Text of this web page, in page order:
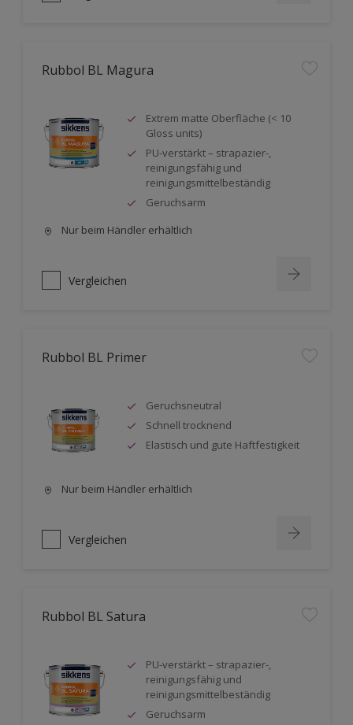
Rubbol BL Magura
Extrem matte Oberfläche (< 10
Gloss units)
PU-verstärkt – strapazier-,
reinigungsfähig und
reinigungsmittelbeständig
Geruchsarm
Nur beim Händler erhältlich
Vergleichen
Rubbol BL Primer
Geruchsneutral
Schnell trocknend
Elastisch und gute Haftfestigkeit
Nur beim Händler erhältlich
Vergleichen
Rubbol BL Satura
PU-verstärkt – strapazier-,
reinigungsfähig und
reinigungsmittelbeständig
Geruchsarm